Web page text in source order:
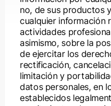
no, de sus productos
cualquier información
actividades
asimismo, sobre la
de ejercitar los
rectificación,
limitación y
datos personales, en
establecidos
consolidar la relación
colaboradores,
del sector